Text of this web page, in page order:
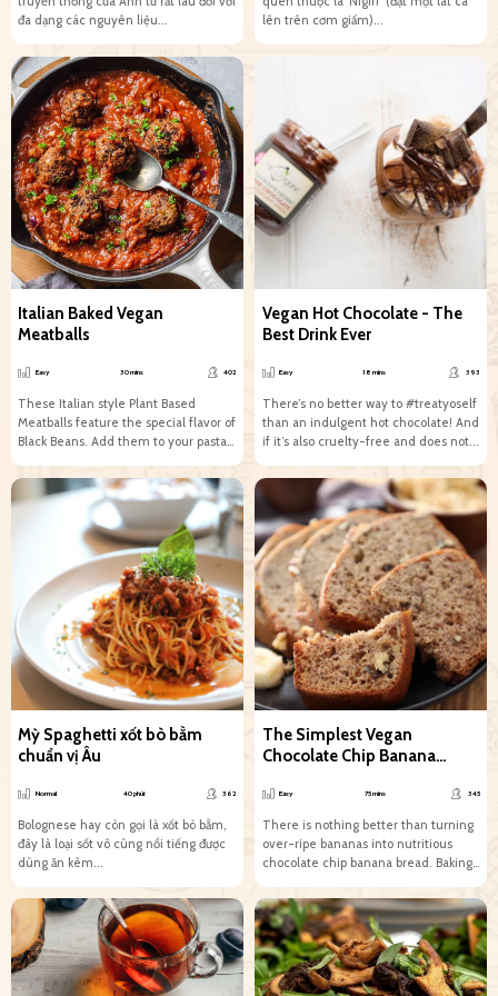
đa dạng các nguyên liệu...
lên trên cơm giấm)...
Italian Baked Vegan
Meatballs
Easy 30 mins 402
These Italian style Plant Based
Meatballs feature the special flavor of
Black Beans. Add them to your pasta
Vegan Hot Chocolate - The
Best Drink Ever
Easy 18 mins 393
There’s no better way to #treatyoself
than an indulgent hot chocolate! And
if it’s also cruelty-free and does not...
Mỳ Spaghetti xốt bò bằm
chuẩn vị Âu
Normal 40 phút 362
Bolognese hay còn gọi là xốt bò bằm,
đây là loại sốt vô cùng nổi tiếng được
dùng ăn kèm...
The Simplest Vegan
Chocolate Chip Banana
Easy 75 mins 345
There is nothing better than turning
over-ripe bananas into nutritious
chocolate chip banana bread. Baking